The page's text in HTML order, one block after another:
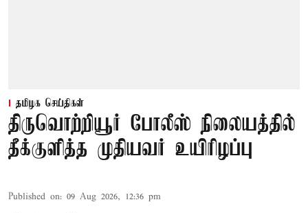
தமிழக செய்திகள்
திருவொற்றியூர் போலீஸ் நிலையத்தில்
தீக்குளித்த முதியவர் உயிரிழப்பு
Published on: 09 Aug 2026, 12:36 pm